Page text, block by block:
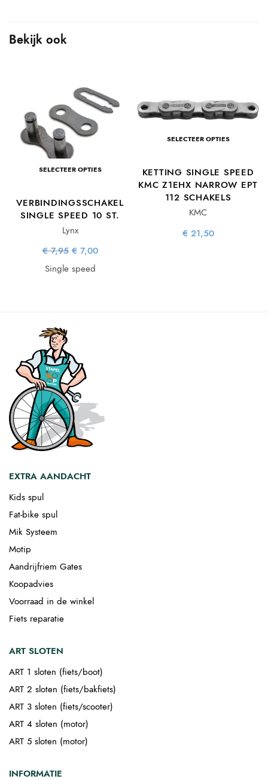
Bekijk ook
SELECTEER OPTIES
VERBINDINGSSCHAKEL
SINGLE SPEED 10 ST.
Lynx
€7,95 Oorspronkelijke
prijs was:
€ 7,95.
€ 7,00Huidige
Single speed
SELECTEER OPTIES
KETTING SINGLE SPEED
KMC Z1EHX NARROW EPT
112 SCHAKELS
KMC
€ 21,50
EXTRA AANDACHT
Kids spul
Fat-bike spul
Mik Systeem
Motip
Aandrijfriem Gates
Koopadvies
Voorraad in de winkel
Fiets reparatie
ART SLOTEN
ART 1 sloten (fiets/boot)
ART 2 sloten (fiets/bakfiets)
ART 3 sloten (fiets/scooter)
ART 4 sloten (motor)
ART 5 sloten (motor)
INFORMATIE